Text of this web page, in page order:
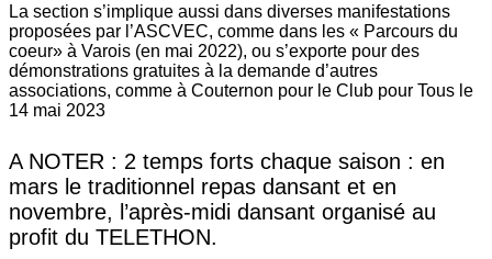
La section s’implique aussi dans diverses manifestations
proposées par l’ASCVEC, comme dans les « Parcours du
coeur» à Varois (en mai 2022), ou s’exporte pour des
démonstrations gratuites à la demande d’autres
associations, comme à Couternon pour le Club pour Tous le
14 mai 2023
A NOTER : 2 temps forts chaque saison : en
mars le traditionnel repas dansant et en
novembre, l’après-midi dansant organisé au
profit du TELETHON.